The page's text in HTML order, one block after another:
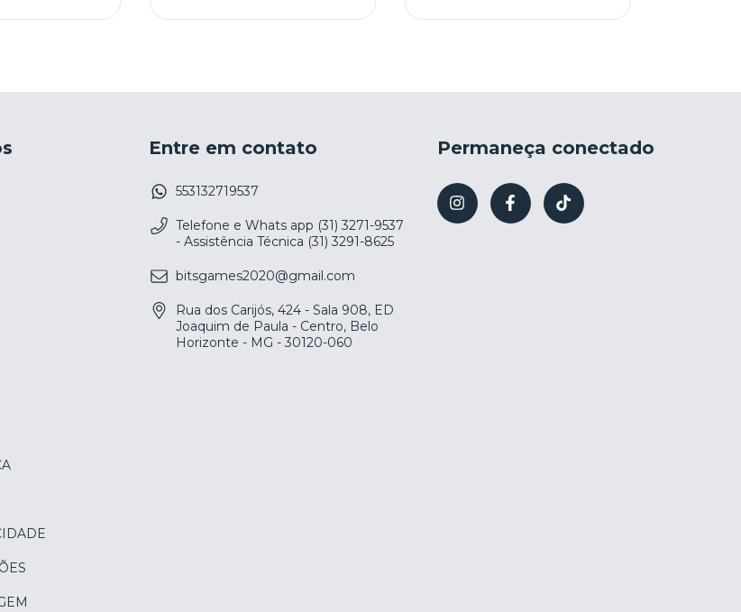
Entre em contato
553132719537
Telefone e Whats app (31) 3271-9537
- Assistência Técnica (31) 3291-8625
bitsgames2020@gmail.com
Rua dos Carijós, 424 - Sala 908, ED
Joaquim de Paula - Centro, Belo
Horizonte - MG - 30120-060
Permaneça conectado